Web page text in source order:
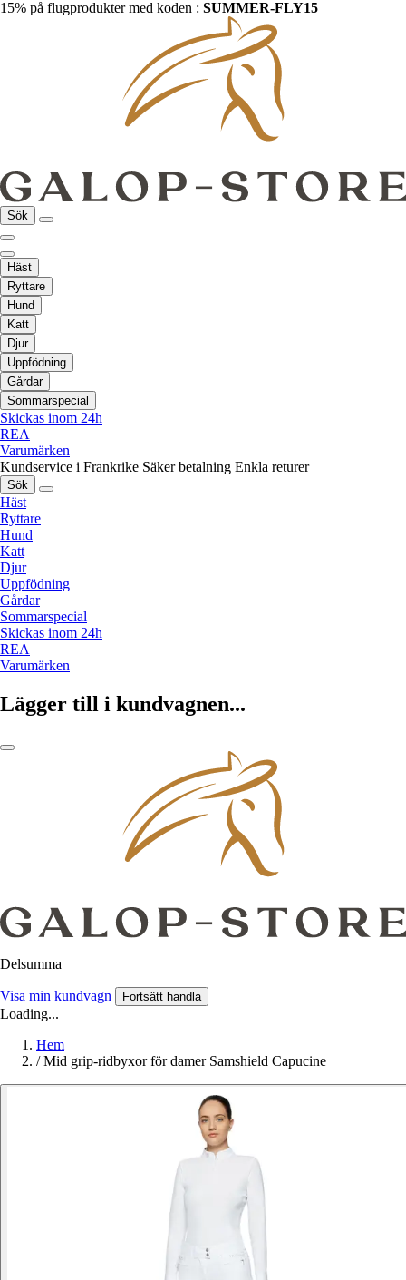
15% på flugprodukter med koden : SUMMER-FLY15
Sök
Häst
Ryttare
Hund
Katt
Djur
Uppfödning
Gårdar
Sommarspecial
Skickas inom 24h
REA
Varumärken
Kundservice i Frankrike Säker betalning Enkla returer
Sök
Häst
Ryttare
Hund
Katt
Djur
Uppfödning
Gårdar
Sommarspecial
Skickas inom 24h
REA
Varumärken
Lägger till i kundvagnen...
Delsumma
Visa min kundvagn Fortsätt handla
Loading...
Hem
/ Mid grip-ridbyxor för damer Samshield Capucine